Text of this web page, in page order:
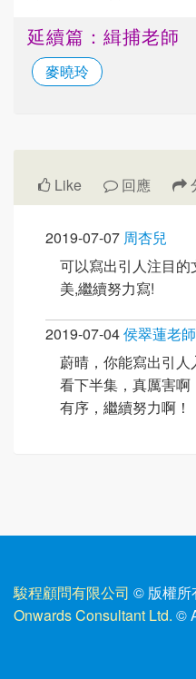
延續篇：緝捕老師
麥曉玲
Like 回應
2019-07-07 周杏兒
可以寫出引人注目
美,繼續努力寫!
2019-07-04侯翠蓮老師
蔚晴，你能寫出引
看下半集，真厲害
有序，繼續努力啊！
駿程顧問有限公司 © 版權所
Onwards Consultant Ltd. ©